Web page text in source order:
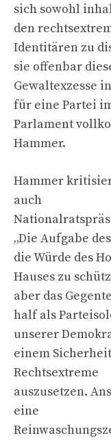
sich sowohl
den
Identitären zu
sie offenbar
Gewaltexzesse
für eine Partei
Parlament
Hammer.
Hammer
auch
„Die Aufgabe
die Würde des
Hauses zu
aber das
half als
unserer
einem
Rechtsextreme
auszusetzen.
eine